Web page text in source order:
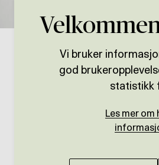
Vi bruker
god
statistikk
Les mer om